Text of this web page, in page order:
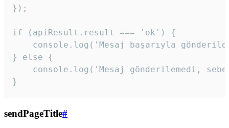
});
if (apiResult.result === 'ok') {
console.log('Mesaj başarıyla
} else {
console.log('Mesaj gönderilemedi,
}
sendPageTitle#